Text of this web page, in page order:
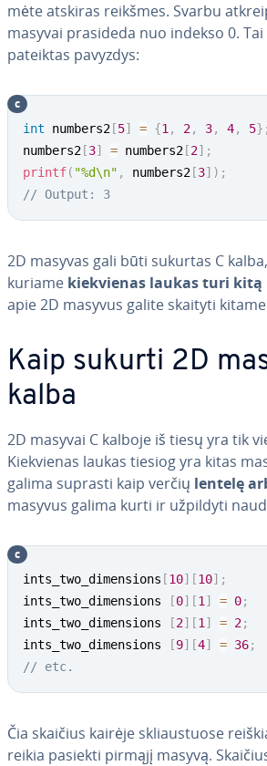
mė­te atskiras reikšmes. Svarbu
masyvai prasideda nuo indekso 0.
pateiktas pavyzdys:
int numbers2 [5] = {1 , 2, 3, 4, 5} ;
numbers2 [3] = numbers2 [2] ;
printf( "%d\n" , numbers2 [3] ) ;
// Output: 3
c
2D masyvas gali būti sukurtas C
kuriame kiek­vie­nas laukas turi kitą
apie 2D masyvus galite skaityti
Kaip sukurti 2D
kalba
2D masyvai C kalboje iš tiesų yra tik
Kiek­vie­nas laukas tiesiog yra kitas
galima suprasti kaip verčių lentelę
masyvus galima kurti ir užpildyti
ints_two_dimensions [10] [10] ;
ints_two_dimensions
[0] [1 ] = 0;
ints_two_dimensions
[2] [1 ] = 2;
ints_two_dimensions
[9] [4] = 36;
// etc.
c
Čia skaičius kairėje skliaus­tuo­se
reikia pasiekti pirmąjį masyvą.